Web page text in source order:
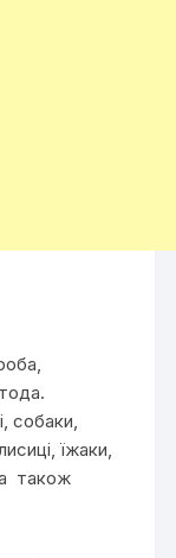
собаки,
їжаки,
а також